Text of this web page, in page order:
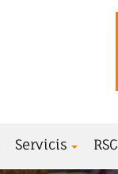
Servicis RSC